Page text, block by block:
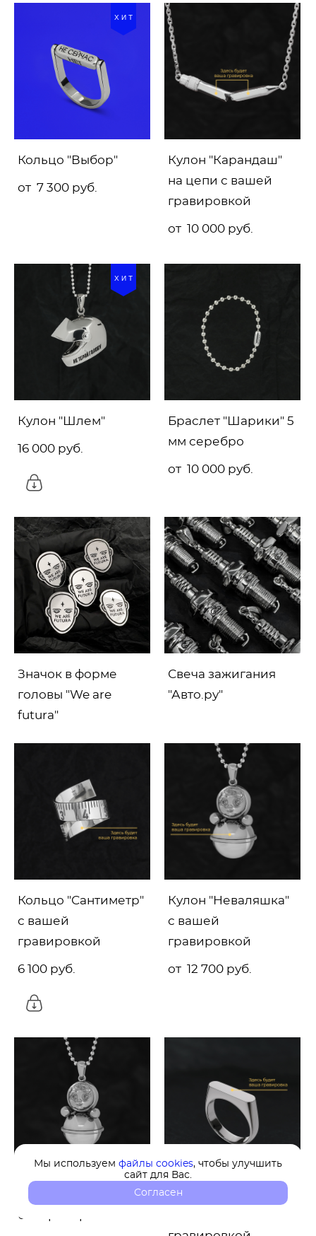
Мы используем файлы cookies, чтобы улучшить
сайт для Вас.
Согласен
ХИТ
Кольцо "Выбор"
от 7 300 pуб.
Кулон "Карандаш"
на цепи с вашей
гравировкой
от 10 000 pуб.
ХИТ
Кулон "Шлем"
16 000 pуб.
Браслет "Шарики" 5
мм серебро
от 10 000 pуб.
Значок в форме
головы "We are
futura"
Свеча зажигания
"Авто.ру"
Кольцо "Сантиметр"
с вашей
гравировкой
6 100 pуб.
Кулон "Неваляшка"
с вашей
гравировкой
от 12 700 pуб.
Кулон "Неваляшка"
без гравировки
Кольцо "Овальная"